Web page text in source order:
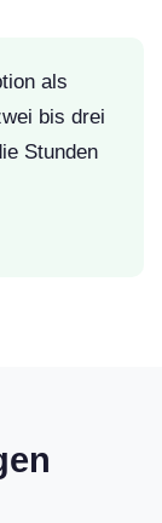
als
bis drei
Stunden